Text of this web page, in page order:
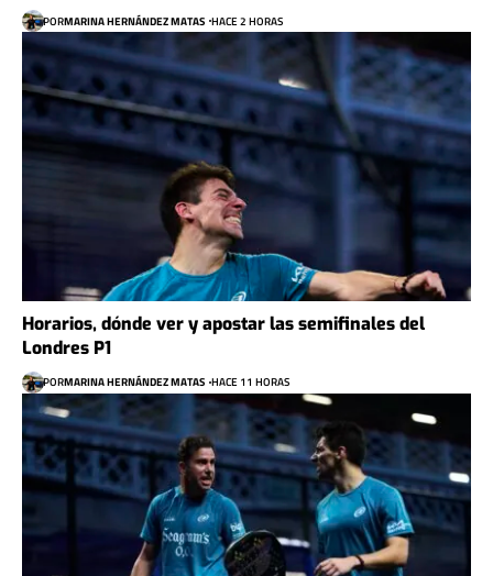
PORMARINA HERNÁNDEZ MATAS HACE 2 HORAS
Horarios, dónde ver y apostar las semifinales del
Londres P1
PORMARINA HERNÁNDEZ MATAS HACE 11 HORAS